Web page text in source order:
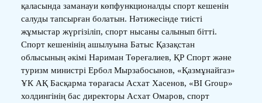
қаласында заманауи көпфункционалды спорт кешенін
салуды тапсырған болатын. Нәтижесінде тиісті
жұмыстар жүргізіліп, спорт нысаны салынып бітті.
Спорт кешенінің ашылуына Батыс Қазақстан
облысының әкімі Нариман Төреғалиев, ҚР Спорт және
туризм министрі Ербол Мырзабосынов, «Қазмұнайгаз»
ҰК АҚ Басқарма төрағасы Асхат Хасенов, «BI Group»
холдингінің бас директоры Асхат Омаров, спорт